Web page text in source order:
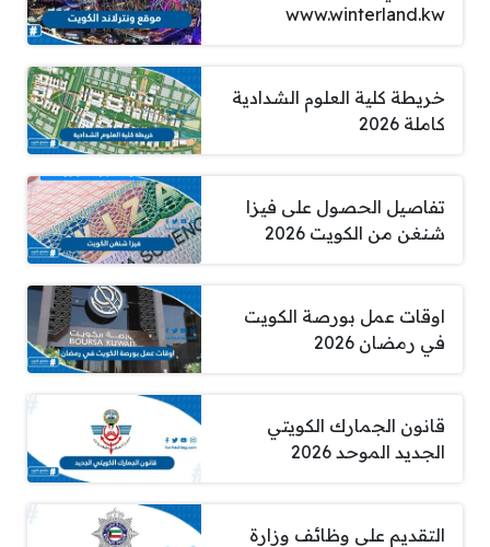
www.winterland.kw
خريطة كلية العلوم الشدادية
كاملة 2026
تفاصيل الحصول على فيزا
شنغن من الكويت 2026
اوقات عمل بورصة الكويت
في رمضان 2026
قانون الجمارك الكويتي
الجديد الموحد 2026
التقديم على وظائف وزارة